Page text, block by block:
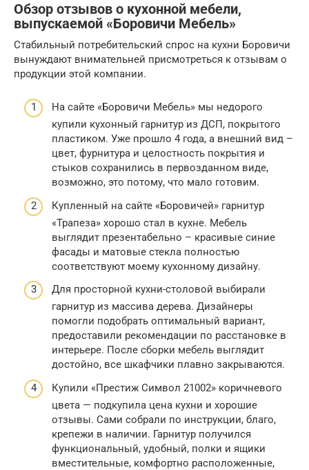
Обзор отзывов о кухонной мебели,
выпускаемой «Боровичи Мебель»
Стабильный потребительский спрос на кухни Боровичи
вынуждают внимательней присмотреться к отзывам о
продукции этой компании.
На сайте «Боровичи Мебель» мы недорого
купили кухонный гарнитур из ДСП, покрытого
пластиком. Уже прошло 4 года, а внешний вид –
цвет, фурнитура и целостность покрытия и
стыков сохранились в первозданном виде,
возможно, это потому, что мало готовим.
Купленный на сайте «Боровичей» гарнитур
«Трапеза» хорошо стал в кухне. Мебель
выглядит презентабельно – красивые синие
фасады и матовые стекла полностью
соответствуют моему кухонному дизайну.
Для просторной кухни-столовой выбирали
гарнитур из массива дерева. Дизайнеры
помогли подобрать оптимальный вариант,
предоставили рекомендации по расстановке в
интерьере. После сборки мебель выглядит
достойно, все шкафчики плавно закрываются.
Купили «Престиж Символ 21002» коричневого
цвета — подкупила цена кухни и хорошие
отзывы. Сами собрали по инструкции, благо,
крепежи в наличии. Гарнитур получился
функциональный, удобный, полки и ящики
вместительные, комфортно расположенные,